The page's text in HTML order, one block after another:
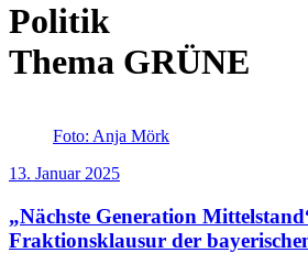
Politik
Thema GRÜNE
Foto: Anja Mörk
13. Januar 2025
„Nächste Generation
Fraktionsklausur der